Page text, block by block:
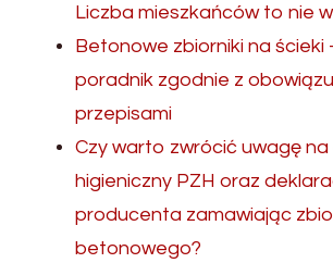
Liczba mieszkańców to nie
Betonowe zbiorniki na ścieki
poradnik zgodnie z
przepisami
Czy warto zwrócić uwagę
higieniczny PZH oraz
producenta zamawiając
betonowego?